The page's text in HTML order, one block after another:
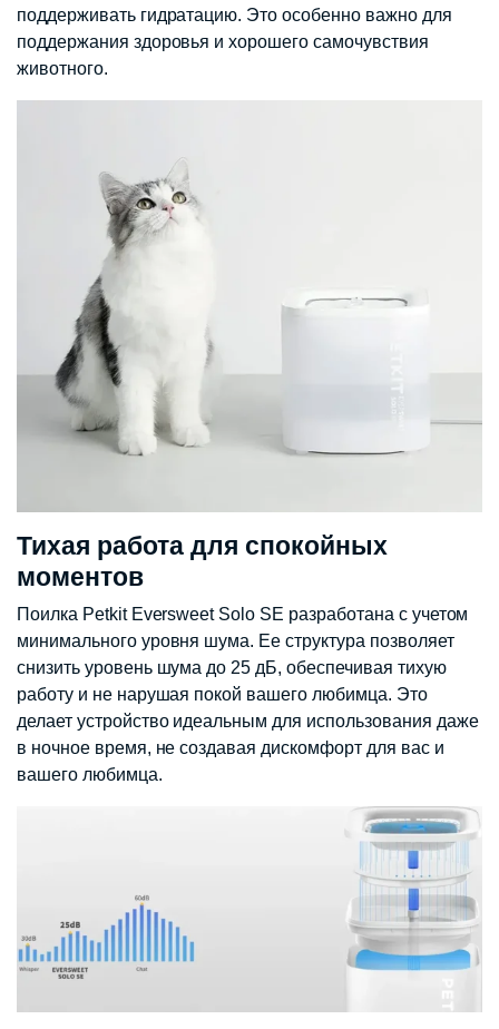
поддерживать гидратацию. Это особенно важно для
поддержания здоровья и хорошего самочувствия
животного.
Тихая работа для спокойных
моментов
Поилка Petkit Eversweet Solo SE разработана с учетом
минимального уровня шума. Ее структура позволяет
снизить уровень шума до 25 дБ, обеспечивая тихую
работу и не нарушая покой вашего любимца. Это
делает устройство идеальным для использования даже
в ночное время, не создавая дискомфорт для вас и
вашего любимца.